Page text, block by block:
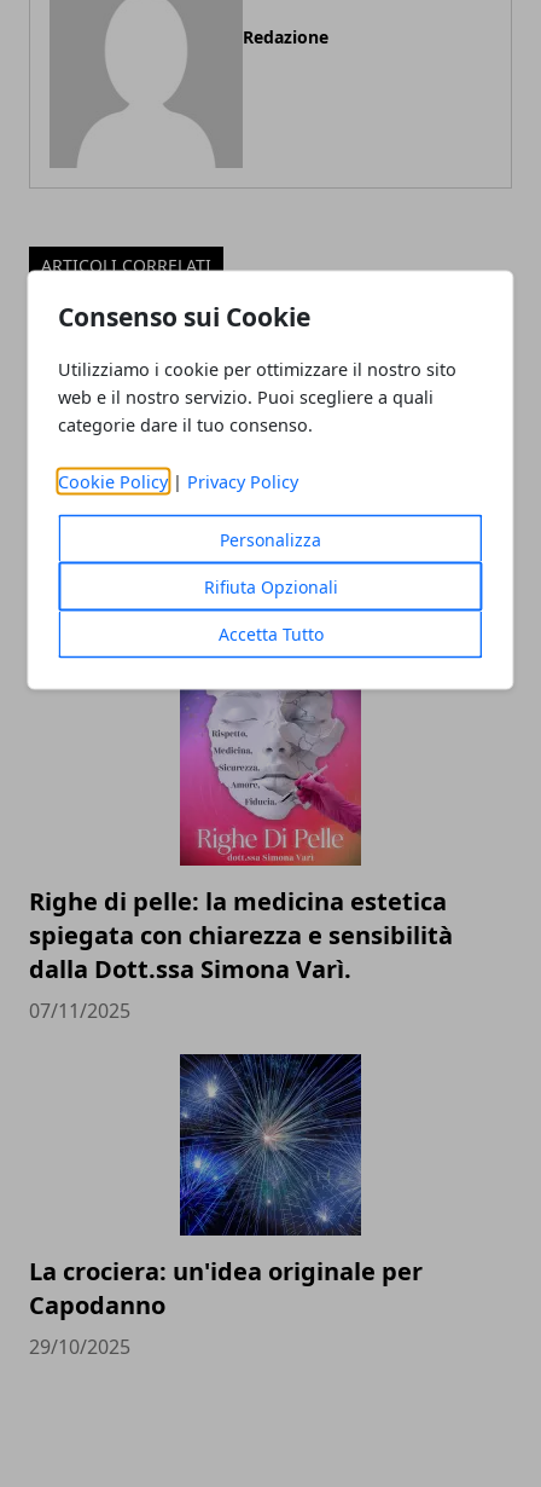
Consenso sui Cookie
Utilizziamo i cookie per ottimizzare il nostro sito
web e il nostro servizio. Puoi scegliere a quali
categorie dare il tuo consenso.
Cookie Policy | Privacy Policy
Personalizza
Rifiuta Opzionali
Accetta Tutto
Redazione
ARTICOLI CORRELATI
Il professor Nuzzolese, a Torino come a
Bari: scienza e diritti umani nel nome
dell’identità perduta
Righe di pelle: la medicina estetica
spiegata con chiarezza e sensibilità
dalla Dott.ssa Simona Varì.
07/11/2025
La crociera: un'idea originale per
Capodanno
29/10/2025